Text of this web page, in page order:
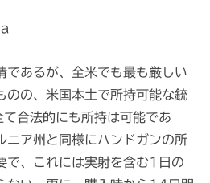
であるが、全米でも最も厳しい
のの、米国本土で所持可能な銃
て合法的にも所持は可能であ
ニア州と同様にハンドガンの所
で、これには実射を含む1日の